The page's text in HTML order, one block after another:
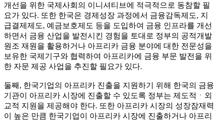
개선을 위한 국제사회의 이니셔티브에 적극적으로 동참할 필
요가 있다. 또한 한국은 경제성장 과정에서 금융감독제도, 지
급결제제도, 예금보호제도 등을 도입하여 금융 인프라를 개선
하면서 금융 산업을 발전시킨 경험을 토대로 정부의 공적개발
원조 재원을 활용하거나 아프리카 금융 분야에 대한 전문성을
보유한 국제기구와 협력하여 아프리카에 금융 부문 발전을 위
한 자문 제공 사업을 추진할 필요가 있다.
둘째, 한국기업의 아프리카 진출을 지원하기 위해 한국의 금융
기관이 아프리카 시장에 진출할 수 있도록 정부는 제도적ㆍ외
교적 지원을 제공해야 한다. 또한 아프리카 시장의 성장잠재력
이 높은 만큼 한국기업이 아프리카 시장에 진출하거나 아프리